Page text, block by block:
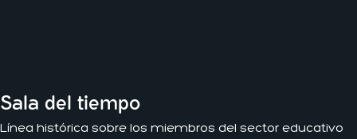
Sala del tiempo
Línea histórica sobre los miembros del sector educativo